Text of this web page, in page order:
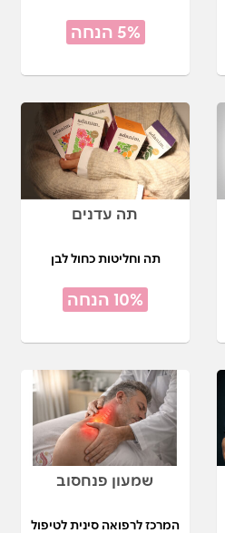
5% הנחה
תה עדנים
תה וחליטות כחול לבן
10% הנחה
שמעון פנחסוב
המרכז לרפואה סינית לטיפול